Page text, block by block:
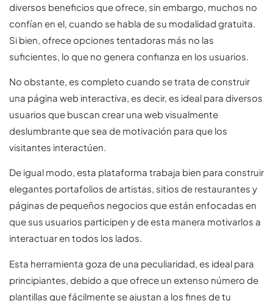
diversos beneficios que ofrece, sin embargo, muchos no
confían en el, cuando se habla de su modalidad gratuita.
Si bien, ofrece opciones tentadoras más no las
suficientes, lo que no genera confianza en los usuarios.
No obstante, es completo cuando se trata de construir
una página web interactiva, es decir, es ideal para diversos
usuarios que buscan crear una web visualmente
deslumbrante que sea de motivación para que los
visitantes interactúen.
De igual modo, esta plataforma trabaja bien para construir
elegantes portafolios de artistas, sitios de restaurantes y
páginas de pequeños negocios que están enfocadas en
que sus usuarios participen y de esta manera motivarlos a
interactuar en todos los lados.
Esta herramienta goza de una peculiaridad, es ideal para
principiantes, debido a que ofrece un extenso número de
plantillas que fácilmente se ajustan a los fines de tu